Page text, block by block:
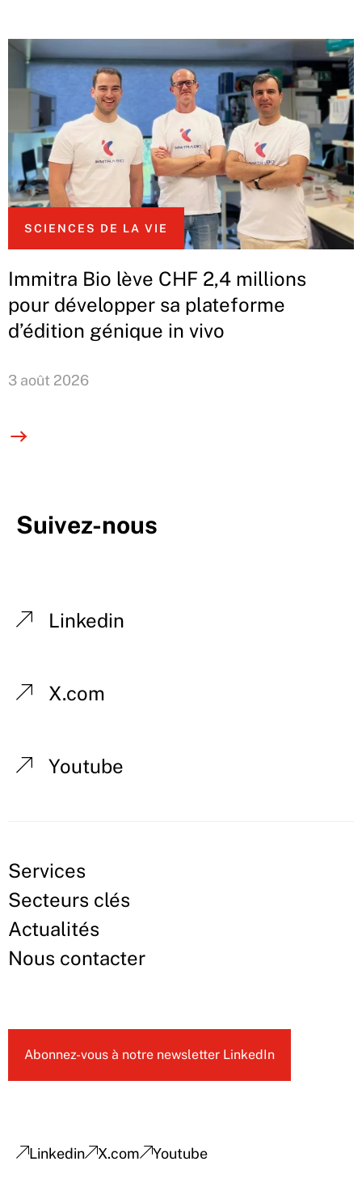
SCIENCES DE LA VIE
Immitra Bio lève CHF 2,4 millions
pour développer sa plateforme
d’édition génique in vivo
3 août 2026
Suivez-nous
Linkedin
X.com
Youtube
Services
Secteurs clés
Actualités
Nous contacter
Abonnez-vous à notre newsletter LinkedIn
Linkedin X.com Youtube